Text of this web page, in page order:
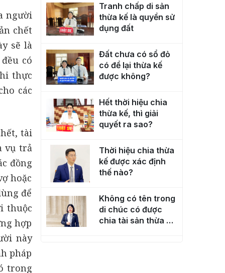
người
chết
sẽ là
có
thực
các
tài
vụ trả
đồng
hoặc
để
thuộc
hợp
này
pháp
trong
Tranh chấp di sản
thừa kế là quyền sử
dụng đất
Đất chưa có sổ đỏ
có để lại thừa kế
được không?
Hết thời hiệu chia
thừa kế, thì giải
quyết ra sao?
Thời hiệu chia thừa
kế được xác định
thế nào?
Không có tên trong
di chúc có được
chia tài sản thừa kế